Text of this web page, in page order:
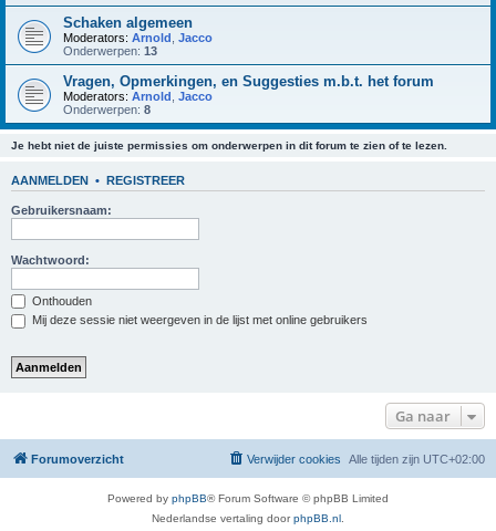
Schaken algemeen
Moderators: Arnold Jacco
Onderwerpen: 13
Vragen, Opmerkingen, en Suggesties m.b.t. het forum
Moderators: Arnold Jacco
Onderwerpen: 8
Je hebt niet de juiste permissies om onderwerpen in dit forum te zien of te lezen.
AANMELDEN • REGISTREER
Gebruikersnaam:
Wachtwoord:
Onthouden
Mij deze sessie niet weergeven in de lijst met online gebruikers
Ga naar
Forumoverzicht Alle tijden zijn UTC+02:00
Verwijder cookies
Powered by phpBB® Forum Software © phpBB Limited
Nederlandse vertaling doorphpBB.nl